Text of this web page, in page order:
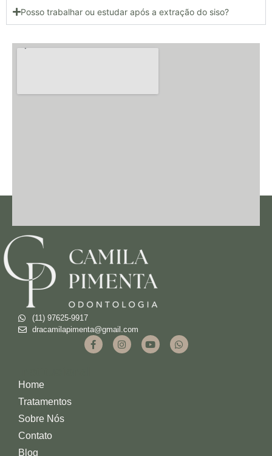
Posso trabalhar ou estudar após a extração do siso?
(11) 97625-9917
dracamilapimenta@gmail.com
Home
Tratamentos
Sobre Nós
Contato
Blog